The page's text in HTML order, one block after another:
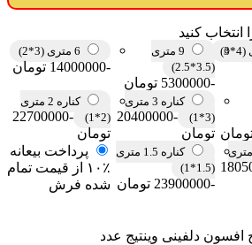
انتخاب کنید
9 متری
(3.5*2.5)
-5300000 تومان
6 متری (3*2)
-14000000 تومان
کناره 3 متری
(3*1)
-20400000
تومان
کناره 2 متری
(2*1)
-22700000
تومان
کناره 4 متری
-
کناره 1.5 متری
(1.5*1)
-23900000 تومان
پرداخت بیعانه
۱۰٪ از قیمت تمام
شده فرش